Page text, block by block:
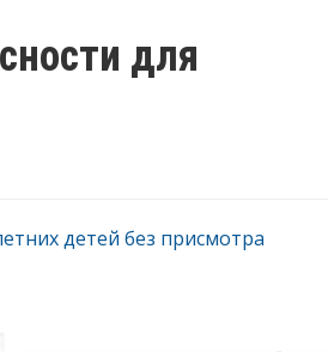
для
детей без присмотра